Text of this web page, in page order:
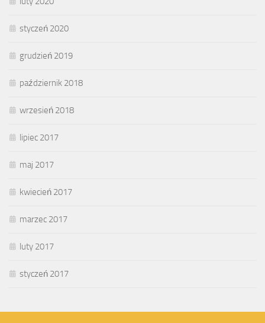
styczeń 2020
grudzień 2019
październik 2018
wrzesień 2018
lipiec 2017
maj 2017
kwiecień 2017
marzec 2017
luty 2017
styczeń 2017